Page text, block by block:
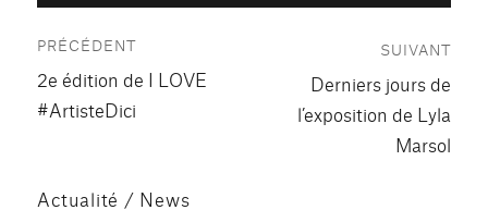
de
l’article
PRÉCÉDENT
Publication
précédente :
2e édition de I LOVE
#ArtisteDici
SUIVANT
Publication
suivante :
Derniers jours de
l’exposition de Lyla
Marsol
Actualité / News